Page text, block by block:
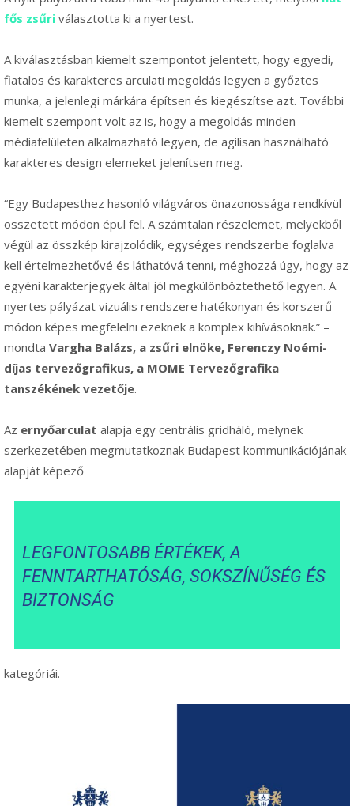
fős zsűri választotta ki a nyertest.
A kiválasztásban kiemelt szempontot jelentett, hogy egyedi,
fiatalos és karakteres arculati megoldás legyen a győztes
munka, a jelenlegi márkára építsen és kiegészítse azt. További
kiemelt szempont volt az is, hogy a megoldás minden
médiafelületen alkalmazható legyen, de agilisan használható
karakteres design elemeket jelenítsen meg.
“Egy Budapesthez hasonló világváros önazonossága rendkívül
összetett módon épül fel. A számtalan részelemet, melyekből
végül az összkép kirajzolódik, egységes rendszerbe foglalva
kell értelmezhetővé és láthatóvá tenni, méghozzá úgy, hogy az
egyéni karakterjegyek által jól megkülönböztethető legyen. A
nyertes pályázat vizuális rendszere hatékonyan és korszerű
módon képes megfelelni ezeknek a komplex kihívásoknak.” –
mondta Vargha Balázs, a zsűri elnöke, Ferenczy Noémi-
díjas tervezőgrafikus, a MOME Tervezőgrafika
tanszékének vezetője.
Az ernyőarculat alapja egy centrális gridháló, melynek
szerkezetében megmutatkoznak Budapest kommunikációjának
alapját képező
LEGFONTOSABB ÉRTÉKEK, A
FENNTARTHATÓSÁG, SOKSZÍNŰSÉG ÉS
BIZTONSÁG
kategóriái.